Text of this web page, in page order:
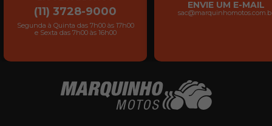
(11) 3728-9000
Segunda à Quinta das 7h00 às 17h00
e Sexta das 7h00 às 16h00
ENVIE UM E-MAIL